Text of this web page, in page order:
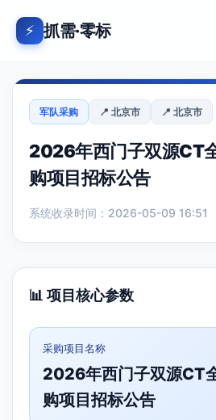
⚡ 抓需·零标
军队采购 📍 北京市 📍 北京市
2026年西门子双源CT
购项目招标公告
系统收录时间：2026-05-09 16:51
📊 项目核心参数
采购项目名称
2026年西门子双源CT
购项目招标公告